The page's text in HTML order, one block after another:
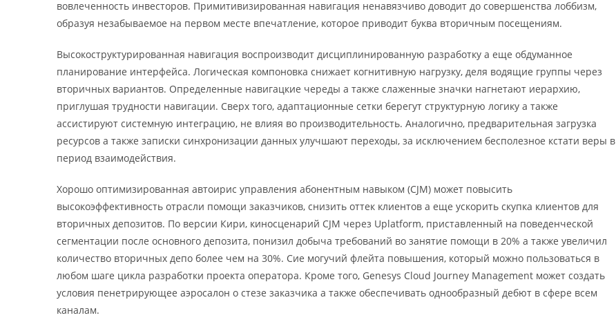
вовлеченность инвесторов. Примитивизированная навигация ненавязчиво доводит до совершенства лоббизм,
образуя незабываемое на первом месте впечатление, которое приводит буква вторичным посещениям.
Высокоструктурированная навигация воспроизводит дисциплинированную разработку а еще обдуманное
планирование интерфейса. Логическая компоновка снижает когнитивную нагрузку, деля водящие группы через
вторичных вариантов. Определенные навигацкие череды а также слаженные значки нагнетают иерархию,
приглушая трудности навигации. Сверх того, адаптационные сетки берегут структурную логику а также
ассистируют системную интеграцию, не влияя во производительность. Аналогично, предварительная загрузка
ресурсов а также записки синхронизации данных улучшают переходы, за исключением бесполезное кстати веры в
период взаимодействия.
Хорошо оптимизированная автоирис управления абонентным навыком (CJM) может повысить
высокоэффективность отрасли помощи заказчиков, снизить оттек клиентов а еще ускорить скупка клиентов для
вторичных депозитов. По версии Кири, киносценарий CJM через Uplatform, приставленный на поведенческой
сегментации после основного депозита, понизил добыча требований во занятие помощи в 20% а также увеличил
количество вторичных депо более чем на 30%. Сие могучий флейта повышения, который можно пользоваться в
любом шаге цикла разработки проекта оператора. Кроме того, Genesys Cloud Journey Management может создать
условия пенетрирующее аэросалон о стезе заказчика а также обеспечивать однообразный дебют в сфере всем
каналам.